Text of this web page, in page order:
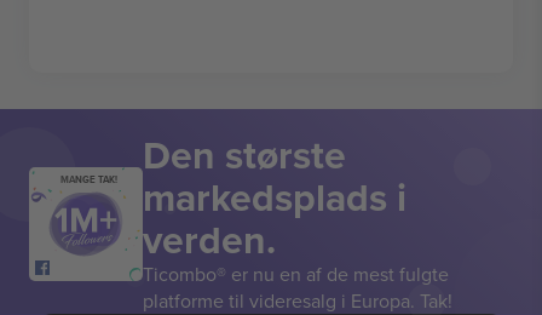
MANGE TAK! Den største
markedsplads i
verden.
Ticombo® er nu en af de mest fulgte
platforme til videresalg i Europa. Tak!